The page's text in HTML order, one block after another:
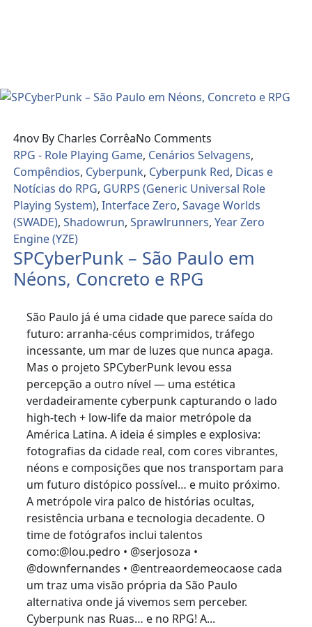
4nov By Charles CorrêaNo Comments
RPG - Role Playing Game, Cenários Selvagens,
Compêndios, Cyberpunk, Cyberpunk Red, Dicas e
Notícias do RPG, GURPS (Generic Universal Role
Playing System),Interface Zero,Savage Worlds
(SWADE),Shadowrun,Sprawlrunners,Year Zero
Engine (YZE)
SPCyberPunk – São Paulo em
Néons, Concreto e RPG
São Paulo já é uma cidade que parece saída do
futuro: arranha-céus comprimidos, tráfego
incessante, um mar de luzes que nunca apaga.
Mas o projeto SPCyberPunk levou essa
percepção a outro nível — uma estética
verdadeiramente cyberpunk capturando o lado
high-tech + low-life da maior metrópole da
América Latina. A ideia é simples e explosiva:
fotografias da cidade real, com cores vibrantes,
néons e composições que nos transportam para
um futuro distópico possível… e muito próximo.
A metrópole vira palco de histórias ocultas,
resistência urbana e tecnologia decadente. O
time de fotógrafos inclui talentos
como:@lou.pedro • @serjosoza •
@downfernandes • @entreaordemeocaose cada
um traz uma visão própria da São Paulo
alternativa onde já vivemos sem perceber.
Cyberpunk nas Ruas… e no RPG! A...